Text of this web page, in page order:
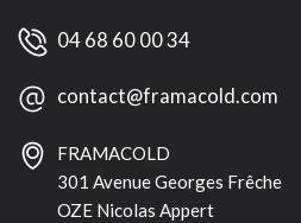
04 68 60 00 34
contact@framacold.com
FRAMACOLD
301 Avenue Georges Frêche
OZE Nicolas Appert